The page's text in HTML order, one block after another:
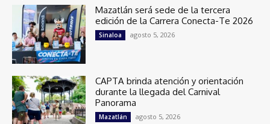
Mazatlán será sede de la tercera
edición de la Carrera Conecta-Te 2026
Sinaloa agosto 5, 2026
CAPTA brinda atención y orientación
durante la llegada del Carnival
Panorama
Mazatlán agosto 5, 2026